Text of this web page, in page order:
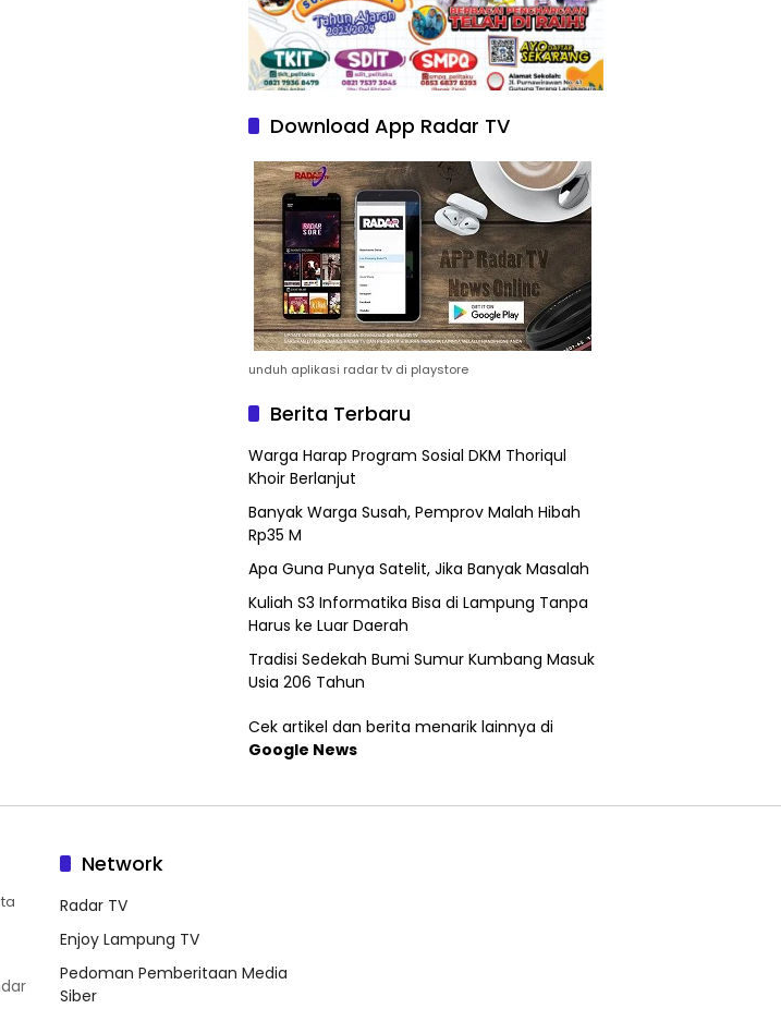
Download App Radar TV
unduh aplikasi radar tv di playstore
Berita Terbaru
Warga Harap Program Sosial DKM Thoriqul
Khoir Berlanjut
Banyak Warga Susah, Pemprov Malah Hibah
Rp35 M
Apa Guna Punya Satelit, Jika Banyak Masalah
Kuliah S3 Informatika Bisa di Lampung Tanpa
Harus ke Luar Daerah
Tradisi Sedekah Bumi Sumur Kumbang Masuk
Usia 206 Tahun
Cek artikel dan berita menarik lainnya di
Google News
Network
Radar TV
Enjoy Lampung TV
Pedoman Pemberitaan Media
Siber